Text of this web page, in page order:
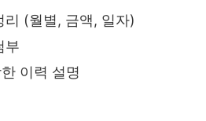
리 (월별, 금액, 일자)
부
이력 설명